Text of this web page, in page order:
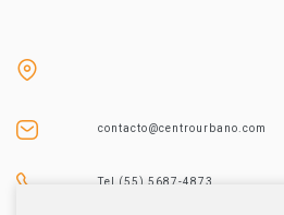
contacto@centrourbano.com
Tel (55) 5687-4873